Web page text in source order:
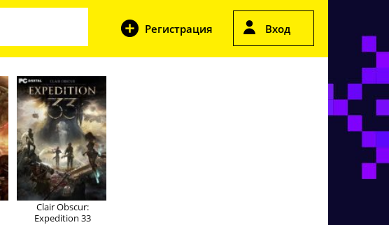
Регистрация Вход
Clair Obscur:
Expedition 33